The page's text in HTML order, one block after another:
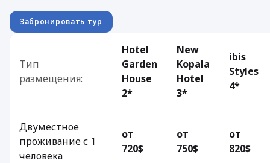
Тип
размещения:
Hotel
Garden
House
2*
New
Kopala
Hotel
3*
ibis
Styles
4*
Двуместное
проживание с 1
человека
от
720$
от
750$
от
820$
Забронировать тур